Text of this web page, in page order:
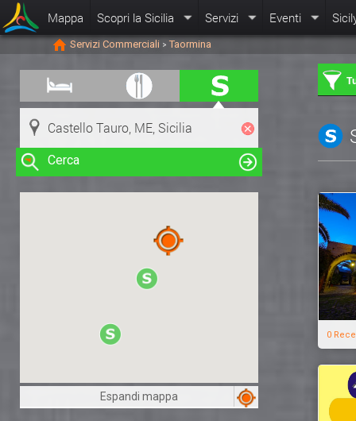
Mappa Scopri la Sicilia Servizi Eventi
Servizi Commerciali > Taormina
Cerca
Clicca su una risorsa nella mappa
per visualizzare le informazioni
Espandi mappa
0